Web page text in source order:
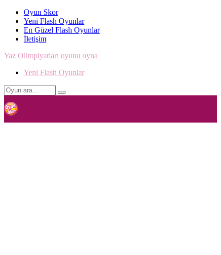
Oyun Skor
Yeni Flash Oyunlar
En Güzel Flash Oyunlar
İletişim
Yaz Olimpiyatları oyunu oyna
Yeni Flash Oyunlar